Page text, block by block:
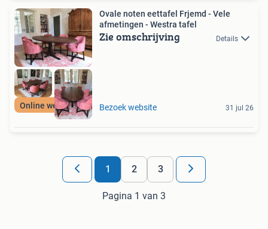
Online webwinkel
Ovale noten eettafel Frjemd - Vele
afmetingen - Westra tafel
Zie omschrijving Details
Bezoek website 31 jul 26
1 2 3
Pagina 1 van 3